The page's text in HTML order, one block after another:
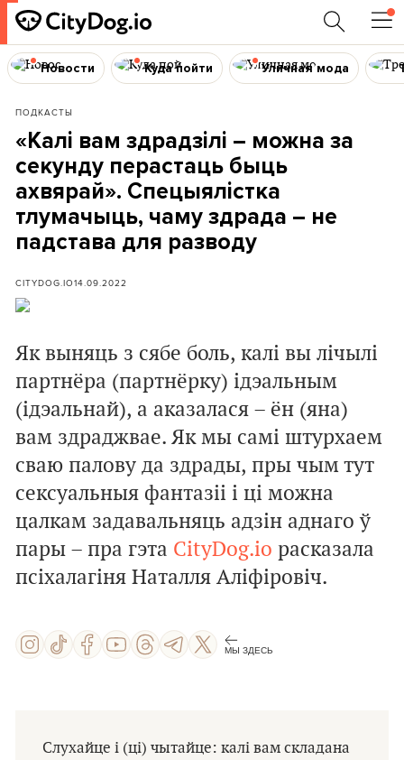
Новости Куда пойти Уличная мода
ПОДКАСТЫ
«Калі вам здрадзілі – можна за
секунду перастаць быць
ахвярай». Спецыялістка
тлумачыць, чаму здрада – не
падстава для разводу
CITYDOG.IO14.09.2022
Як выняць з сябе боль, калі вы лічылі
партнёра (партнёрку) ідэальным
(ідэальнай), а аказалася – ён (яна)
вам здраджвае. Як мы самі штурхаем
сваю палову да здрады, пры чым тут
сексуальныя фантазіі і ці можна
цалкам задавальняць адзін аднаго ў
пары – пра гэта CityDog.io расказала
псіхалагіня Наталля Аліфіровіч.
МЫ ЗДЕСЬ
Слухайце і (ці) чытайце: калі вам складана